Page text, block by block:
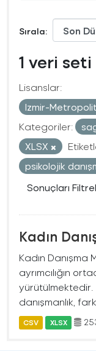
Sırala
1 veri
Lisanslar:
Izmir-
Kategoriler:
XLSX
psikolojik
Sonuçları
Kadın
Kadın
ayrımcılığın
yürütülmektedir.
danışmanlık,
CSV XLSX